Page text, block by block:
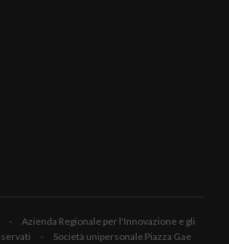
- Azienda Regionale per l'Innovazione e gli
- Società unipersonale Piazza Gae